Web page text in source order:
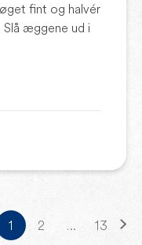
fint og halvér
æggene ud i
1 2 … 13